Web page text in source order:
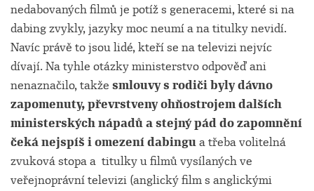
nedabovaných filmů je potíž s generacemi, které si na
dabing zvykly, jazyky moc neumí a na titulky nevidí.
Navíc právě to jsou lidé, kteří se na televizi nejvíc
dívají. Na tyhle otázky ministerstvo odpověď ani
nenaznačilo, takže smlouvy s rodiči byly dávno
zapomenuty, převrstveny ohňostrojem dalších
ministerských nápadů a stejný pád do zapomnění
čeká nejspíš i omezení dabingua třeba volitelná
zvuková stopa a titulky u filmů vysílaných ve
veřejnoprávní televizi (anglický film s anglickými